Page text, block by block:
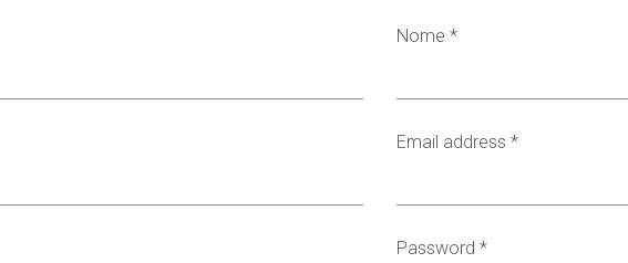
Nome *
Email address *
Password *